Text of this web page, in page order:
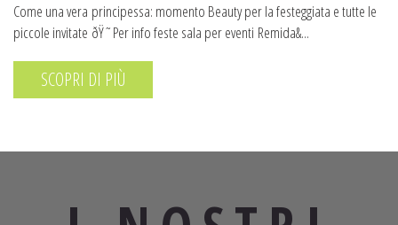
Come una vera principessa: momento Beauty per la festeggiata e tutte le
piccole invitate ðŸ˜Per info feste sala per eventi Remida&...
SCOPRI DI PIÙ